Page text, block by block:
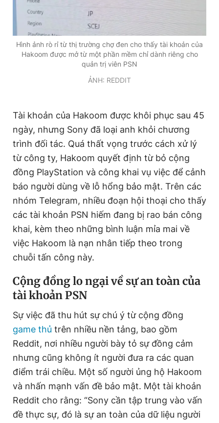
Hình ảnh rò rỉ từ thị trường chợ đen cho thấy tài khoản của
Hakoom được mở từ một phần mềm chỉ dành riêng cho
quản trị viên PSN
ẢNH: REDDIT
Tài khoản của Hakoom được khôi phục sau 45
ngày, nhưng Sony đã loại anh khỏi chương
trình đối tác. Quá thất vọng trước cách xử lý
từ công ty, Hakoom quyết định từ bỏ cộng
đồng PlayStation và công khai vụ việc để cảnh
báo người dùng về lỗ hổng bảo mật. Trên các
nhóm Telegram, nhiều đoạn hội thoại cho thấy
các tài khoản PSN hiếm đang bị rao bán công
khai, kèm theo những bình luận mỉa mai về
việc Hakoom là nạn nhân tiếp theo trong
chuỗi tấn công này.
Cộng đồng lo ngại về sự an toàn của
tài khoản PSN
Sự việc đã thu hút sự chú ý từ cộng đồng
game thủ trên nhiều nền tảng, bao gồm
Reddit, nơi nhiều người bày tỏ sự đồng cảm
nhưng cũng không ít người đưa ra các quan
điểm trái chiều. Một số người ủng hộ Hakoom
và nhấn mạnh vấn đề bảo mật. Một tài khoản
Reddit cho rằng: “Sony cần tập trung vào vấn
đề thực sự, đó là sự an toàn của dữ liệu người